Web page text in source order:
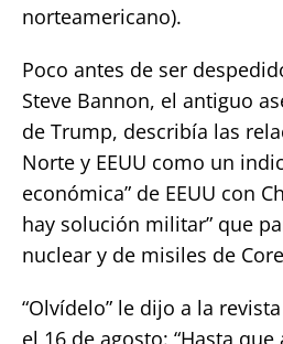
norteamericano).
Poco antes de ser
Steve Bannon, el antiguo
de Trump, describía las
Norte y EEUU como un
económica” de EEUU con
hay solución militar” que
nuclear y de misiles de
“Olvídelo” le dijo a la
el 16 de agosto: “Hasta